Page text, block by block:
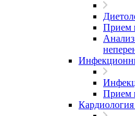
Прием
Прием
Кардиология